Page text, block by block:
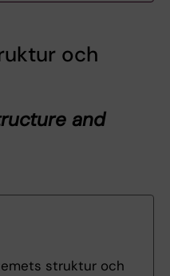
och
and
struktur och